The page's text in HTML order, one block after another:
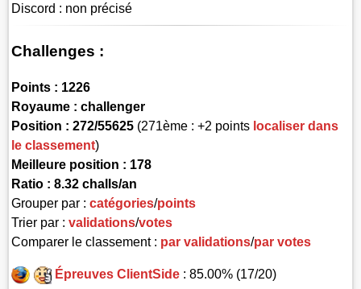
Discord : non précisé
Challenges :
Points : 1226
Royaume : challenger
Position : 272/55625 (271ème : +2 points localiser dans
le classement)
Meilleure position : 178
Ratio : 8.32 challs/an
Grouper par :catégories/points
Trier par :validations/votes
Comparer le classement : par validations/par votes
Épreuves ClientSide: 85.00% (17/20)